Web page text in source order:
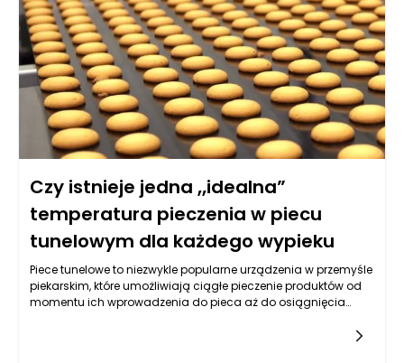
Czy istnieje jedna „idealna”
temperatura pieczenia w piecu
tunelowym dla każdego wypieku
Piece tunelowe to niezwykle popularne urządzenia w przemyśle
piekarskim, które umożliwiają ciągłe pieczenie produktów od
momentu ich wprowadzenia do pieca aż do osiągnięcia
zapewnia jednostajny przepływ powietrza, może sugerować